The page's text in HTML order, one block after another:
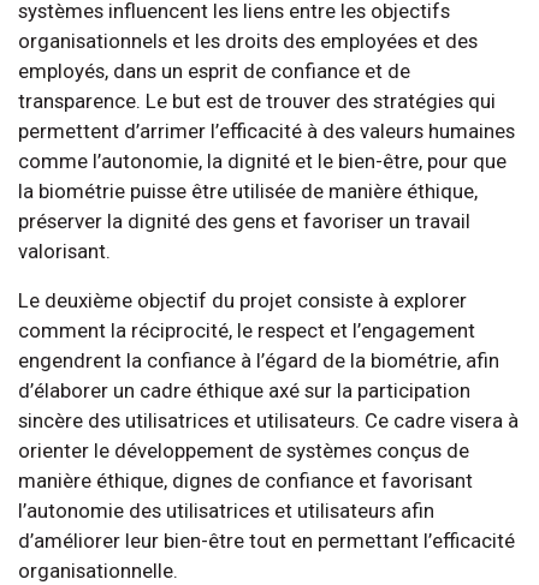
systèmes influencent les liens entre les objectifs
organisationnels et les droits des employées et des
employés, dans un esprit de confiance et de
transparence. Le but est de trouver des stratégies qui
permettent d’arrimer l’efficacité à des valeurs humaines
comme l’autonomie, la dignité et le bien-être, pour que
la biométrie puisse être utilisée de manière éthique,
préserver la dignité des gens et favoriser un travail
valorisant.
Le deuxième objectif du projet consiste à explorer
comment la réciprocité, le respect et l’engagement
engendrent la confiance à l’égard de la biométrie, afin
d’élaborer un cadre éthique axé sur la participation
sincère des utilisatrices et utilisateurs. Ce cadre visera à
orienter le développement de systèmes conçus de
manière éthique, dignes de confiance et favorisant
l’autonomie des utilisatrices et utilisateurs afin
d’améliorer leur bien-être tout en permettant l’efficacité
organisationnelle.